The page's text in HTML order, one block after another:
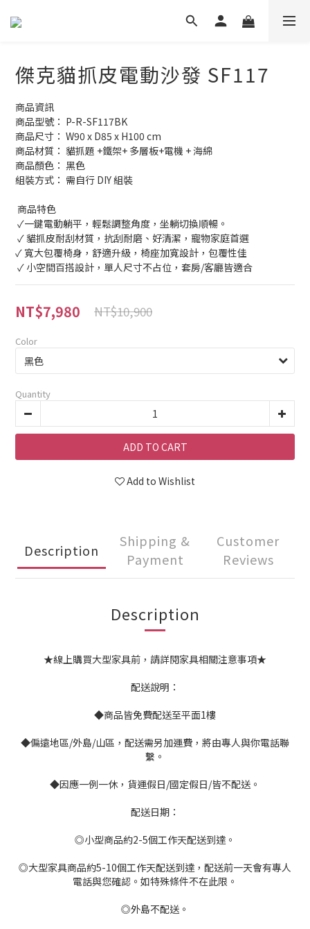
傑克貓抓皮電動沙發 SF117
商品資訊
商品型號： P-R-SF117BK
商品尺寸： W90 x D85 x H100 cm
商品材質： 貓抓題 +鐵架+ 多層板+電機 + 海綿
商品顏色： 黑色
組裝方式： 需自行 DIY 組裝
商品特色
✓一鍵電動躺平，輕鬆調整角度，坐躺切換順暢。
✓ 貓抓皮耐刮材質，抗刮耐磨、好清潔，寵物家庭首選
✓ 寬大包覆椅身，舒適升級，椅座加寬設計，包覆性佳
✓ 小空間百搭設計，單人尺寸不占位，套房/客廳皆適合
NT$7,980 NT$10,900
Color
Quantity
ADD TO CART
Add to Wishlist
Description
Shipping &
Payment
Customer
Reviews
Description
★線上購買大型家具前，請詳閱家具相關注意事項★
配送說明：
◆商品皆免費配送至平面1樓
◆偏遠地區/外島/山區，配送需另加運費，將由專人與你電話聯
繫。
◆因應一例一休，貨運假日/國定假日/皆不配送。
配送日期：
◎小型商品約2-5個工作天配送到達。
◎大型家具商品約5-10個工作天配送到達，配送前一天會有專人
電話與您確認。如特殊條件不在此限。
◎外島不配送。